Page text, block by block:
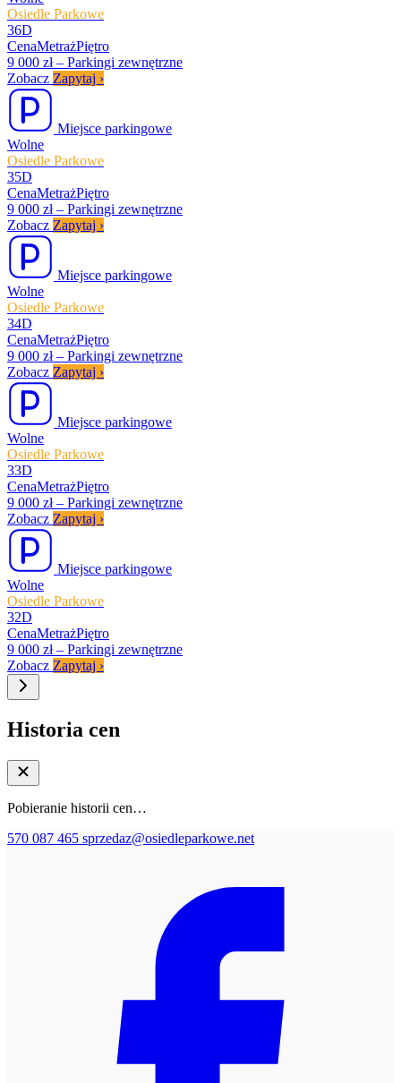
Osiedle Parkowe
36D
CenaMetrażPiętro
9 000 zł – Parkingi zewnętrzne
Zobacz Zapytaj ›
Miejsce parkingowe
Wolne
Osiedle Parkowe
35D
CenaMetrażPiętro
9 000 zł – Parkingi zewnętrzne
Zobacz Zapytaj ›
Miejsce parkingowe
Wolne
Osiedle Parkowe
34D
CenaMetrażPiętro
9 000 zł – Parkingi zewnętrzne
Zobacz Zapytaj ›
Miejsce parkingowe
Wolne
Osiedle Parkowe
33D
CenaMetrażPiętro
9 000 zł – Parkingi zewnętrzne
Zobacz Zapytaj ›
Miejsce parkingowe
Wolne
Osiedle Parkowe
32D
CenaMetrażPiętro
9 000 zł – Parkingi zewnętrzne
Zobacz Zapytaj ›
Historia cen
Pobieranie historii cen…
570 087 465 sprzedaz@osiedleparkowe.net